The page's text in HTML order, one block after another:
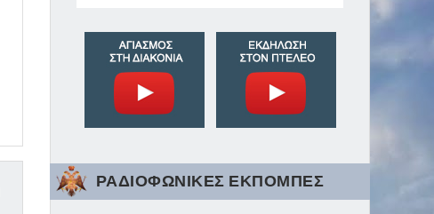
ΡΑΔΙΟΦΩΝΙΚΕΣ ΕΚΠΟΜΠΕΣ